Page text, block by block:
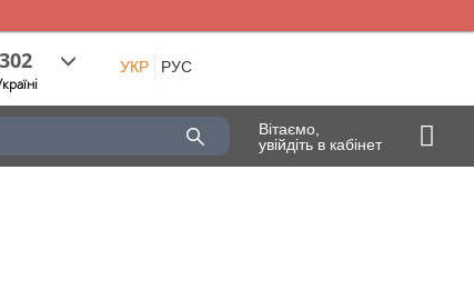
УКР РУС
Вітаємо,
увійдіть в кабінет